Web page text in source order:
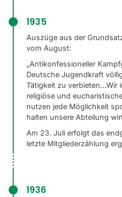
1935
Auszüge aus der
vom August:
„Antikonfessioneller
Deutsche Jugendkraft
Tätigkeit zu verbieten…Wir
religiöse und
nutzen jede Möglichkeit
halten unsere Abteilung
Am 23. Juli erfolgt das
letzte Mitgliederzählung
1936